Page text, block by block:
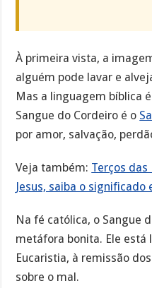
À primeira vista, a
alguém pode lavar e
Mas a linguagem bíblica
Sangue do Cordeiro é o
por amor, salvação,
Veja também: Terços
Jesus, saiba o significado
Na fé católica, o Sangue
metáfora bonita. Ele está
Eucaristia, à remissão
sobre o mal.